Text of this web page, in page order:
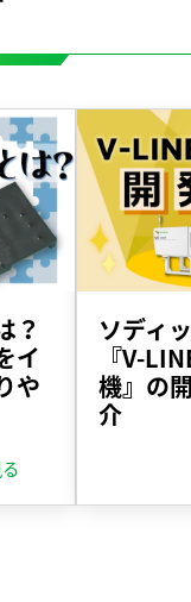
？
イ
や
ソディ
『V-
機』の
介